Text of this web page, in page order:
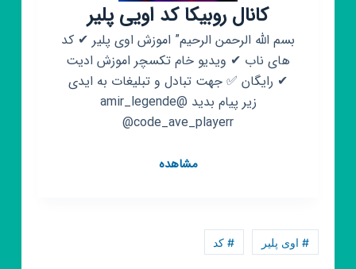
کانال روبیکا کد اویی پلیر
بسم الله الرحمن الرحیم” ا‌موزش ا‌وی پلیر ✔ کد
های ناب‌‌ ✔ ویدیو خام تکسچر اموزش ادیت
✔ رایگان ✅ جهت تبادل و تبلیغات به ایدی
زیر پیام بدید @amir_legende
@code_ave_playerr
مشاهدهکانال
# اوی پلیر # کد